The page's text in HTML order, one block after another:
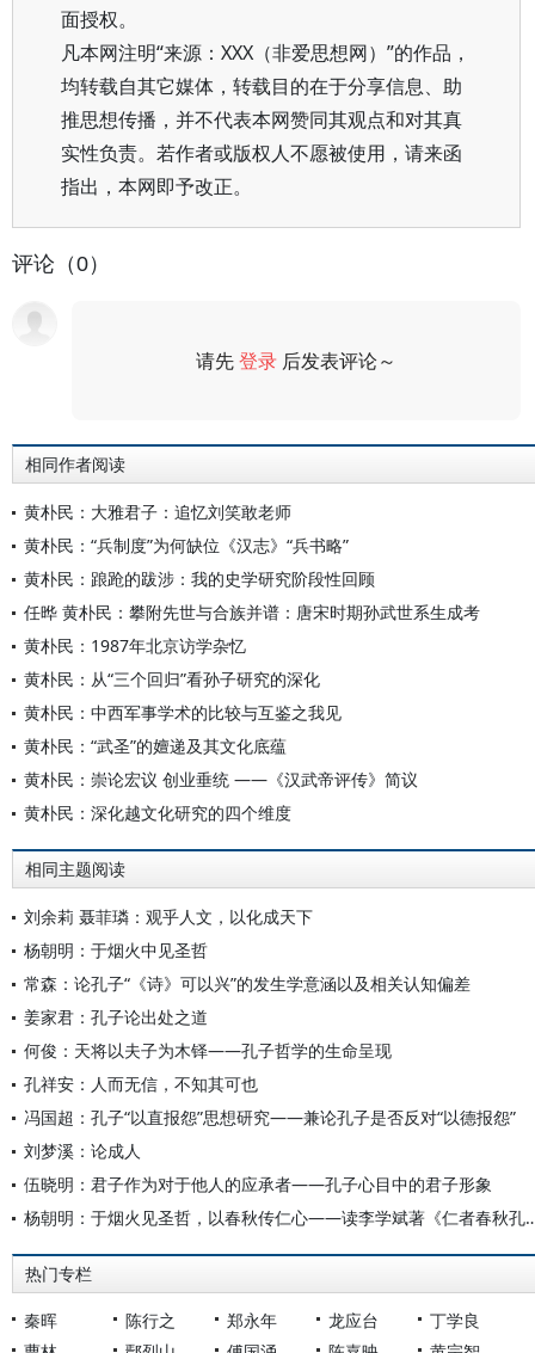
面授权。
凡本网注明“来源：XXX（非爱思想网）”的作品，
均转载自其它媒体，转载目的在于分享信息、助
推思想传播，并不代表本网赞同其观点和对其真
实性负责。若作者或版权人不愿被使用，请来函
指出，本网即予改正。
评论（0）
请先登录 后发表评论～
相同作者阅读
黄朴民：大雅君子：追忆刘笑敢老师
黄朴民：“兵制度”为何缺位《汉志》“兵书略”
黄朴民：踉跄的跋涉：我的史学研究阶段性回顾
任晔 黄朴民：攀附先世与合族并谱：唐宋时期孙武世系生成考
黄朴民：1987年北京访学杂忆
黄朴民：从“三个回归”看孙子研究的深化
黄朴民：中西军事学术的比较与互鉴之我见
黄朴民：“武圣”的嬗递及其文化底蕴
黄朴民：崇论宏议 创业垂统 ——《汉武帝评传》简议
黄朴民：深化越文化研究的四个维度
相同主题阅读
刘余莉 聂菲璘：观乎人文，以化成天下
杨朝明：于烟火中见圣哲
常森：论孔子“《诗》可以兴”的发生学意涵以及相关认知偏差
姜家君：孔子论出处之道
何俊：天将以夫子为木铎——孔子哲学的生命呈现
孔祥安：人而无信，不知其可也
冯国超：孔子“以直报怨”思想研究——兼论孔子是否反对“以德报怨”
刘梦溪：论成人
伍晓明：君子作为对于他人的应承者——孔子心目中的君子形象
杨朝明：于烟火见圣哲，以春
热门专栏
秦晖 陈行之 郑永年 龙应台
丁学良